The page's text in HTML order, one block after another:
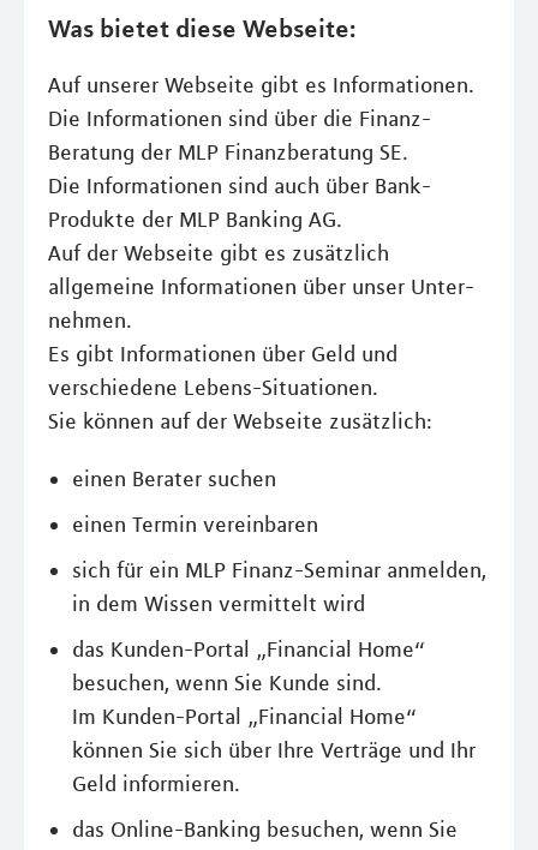
Was bietet diese Webseite:
Auf unserer Webseite gibt es Informationen.
Die Informationen sind über die Finanz-
Beratung der MLP Finanzberatung SE.
Die Informationen sind auch über Bank-
Produkte der MLP Banking AG.
Auf der Webseite gibt es zusätzlich
allgemeine Informationen über unser Unter-
nehmen.
Es gibt Informationen über Geld und
verschiedene Lebens-Situationen.
Sie können auf der Webseite zusätzlich:
einen Berater suchen
einen Termin vereinbaren
sich für ein MLP Finanz-Seminar anmelden,
in dem Wissen vermittelt wird
das Kunden-Portal „Financial Home“
besuchen, wenn Sie Kunde sind.
Im Kunden-Portal „Financial Home“
können Sie sich über Ihre Verträge und Ihr
Geld informieren.
das Online-Banking besuchen, wenn Sie